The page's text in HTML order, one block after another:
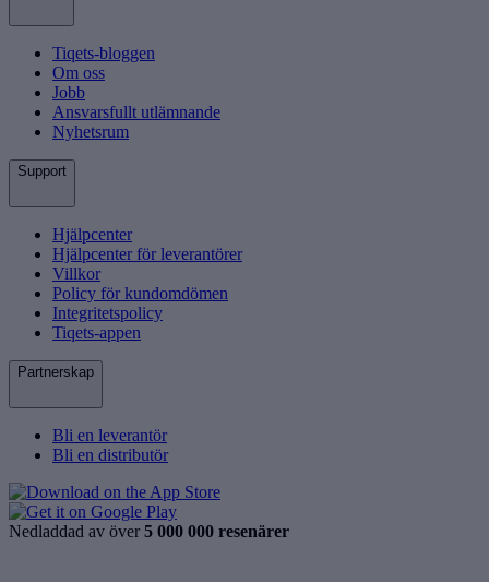
Tiqets-bloggen
Om oss
Jobb
Ansvarsfullt utlämnande
Nyhetsrum
Support
Hjälpcenter
Hjälpcenter för leverantörer
Villkor
Policy för kundomdömen
Integritetspolicy
Tiqets-appen
Partnerskap
Bli en leverantör
Bli en distributör
Nedladdad av över 5 000 000 resenärer